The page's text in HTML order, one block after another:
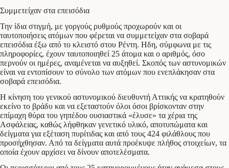
Συμμετείχαν στα επεισόδια
Την ίδια στιγμή, με γοργούς ρυθμούς προχωρούν και οι
ταυτοποιήσεις ατόμων που φέρεται να συμμετείχαν στα σοβαρά
επεισόδια έξω από το κλειστό στου Ρέντη. Ηδη, σύμφωνα με τις
πληροφορίες, έχουν ταυτοποιηθεί 25 άτομα και ο αριθμός, όσο
περνούν οι ημέρες, αναμένεται να αυξηθεί. Σκοπός των αστυνομικών
είναι να εντοπίσουν το σύνολο των ατόμων που ενεπλάκησαν στα
σοβαρά επεισόδια.
Η κίνηση του γενικού αστυνομικού διευθυντή Αττικής να κρατηθούν
εκείνο το βράδυ και να εξεταστούν όλοι όσοι βρίσκονταν στην
επίμαχη θύρα του γηπέδου ουσιαστικά «έλυσε» τα χέρια της
Ασφάλειας, καθώς λήφθηκαν γενετικό υλικό, αποτυπώματα και
δείγματα για εξέταση πυρίτιδας και από τους 424 φιλάθλους που
προσήχθησαν. Από τα δείγματα αυτά προέκυψε πλήθος στοιχείων, τα
οποία έχουν αρχίσει να δίνουν αποτελέσματα.